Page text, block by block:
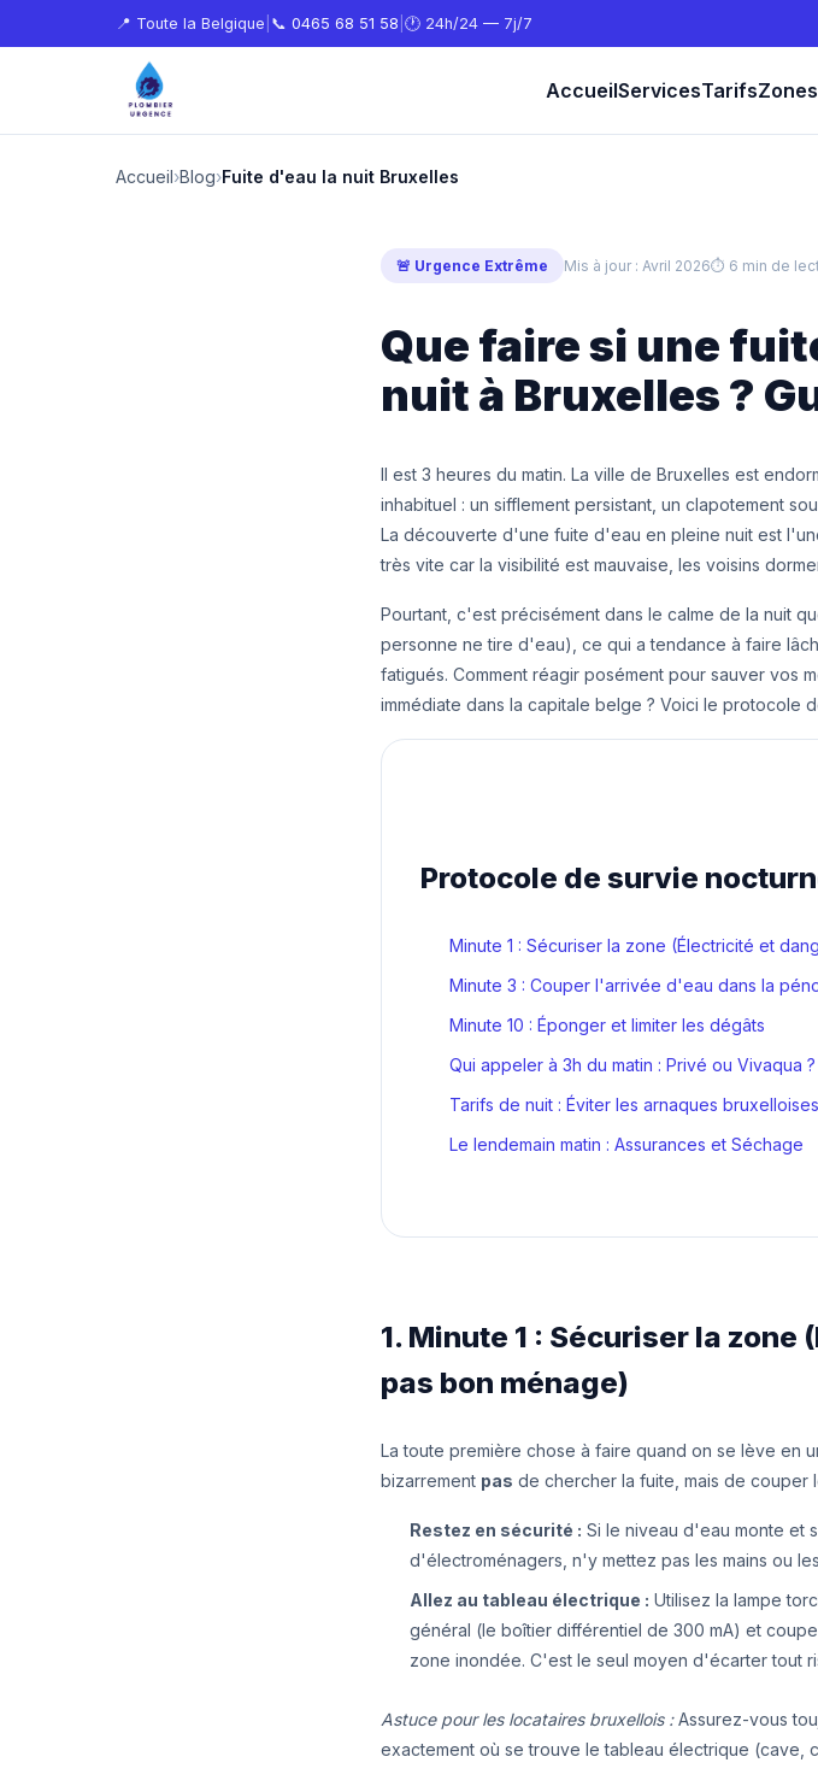
📍 Toute la Belgique 📞 0465 68 51 58 🕐 24h/24 — 7j/7
AccueilServicesTarifsZones
Accueil›Blog›Fuite d'eau la nuit Bruxelles
🚨 Urgence Extrême Mis à jour : Avril 2026⏱ 6 min de
Que faire si une
nuit à Bruxelles ?
Il est 3 heures du matin. La ville de Bruxelles est
inhabituel : un sifflement persistant, un clapotement
La découverte d'une fuite d'eau en pleine nuit est
très vite car la visibilité est mauvaise, les voisins
Pourtant, c'est précisément dans le calme de la nuit
personne ne tire d'eau), ce qui a tendance à faire
fatigués. Comment réagir posément pour sauver vos
immédiate dans la capitale belge ? Voici le protocole
Protocole de survie
Minute 1 : Sécuriser la zone (Électricité et
Minute 3 : Couper l'arrivée d'eau dans la
Minute 10 : Éponger et limiter les dégâts
Qui appeler à 3h du matin : Privé ou Vivaqua ?
Tarifs de nuit : Éviter les arnaques bruxelloises
Le lendemain matin : Assurances et Séchage
1. Minute 1 : Sécuriser la
pas bon ménage)
La toute première chose à faire quand on se lève en
bizarrement pas de chercher la fuite, mais de couper
Restez en sécurité : Si le niveau d'eau monte et
d'électroménagers, n'y mettez pas les mains ou
Allez au tableau électrique : Utilisez la lampe
général (le boîtier différentiel de 300 mA) et
zone inondée. C'est le seul moyen d'écarter tout
Astuce pour les locataires bruxellois :Assurez-vous
exactement où se trouve le tableau électrique (cave,